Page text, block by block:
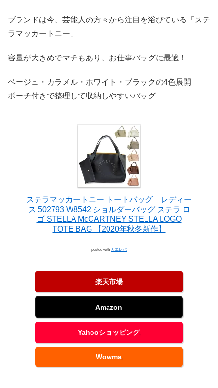
ブランドは今、芸能人の方々から注目を浴びている「ステ
ラマッカートニー」
容量が大きめでマチもあり、お仕事バッグに最適！
ベージュ・カラメル・ホワイト・ブラックの4色展開
ポーチ付きで整理して収納しやすいバッグ
ステラマッカートニー トートバッグ レディー
ス 502793 W8542 ショルダーバッグ ステラ ロ
ゴ STELLA McCARTNEY STELLA LOGO
TOTE BAG 【2020年秋冬新作】
posted with カエレバ
楽天市場
Amazon
Yahooショッピング
Wowma